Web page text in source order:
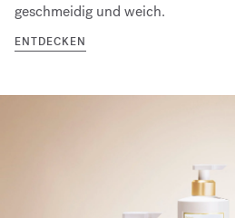
geschmeidig und weich.
ENTDECKEN